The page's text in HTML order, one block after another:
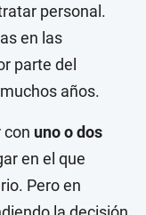
personal.
en las
parte del
años.
con uno o dos
en el que
Pero en